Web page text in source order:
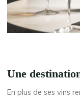
Une
En plus de ses vins